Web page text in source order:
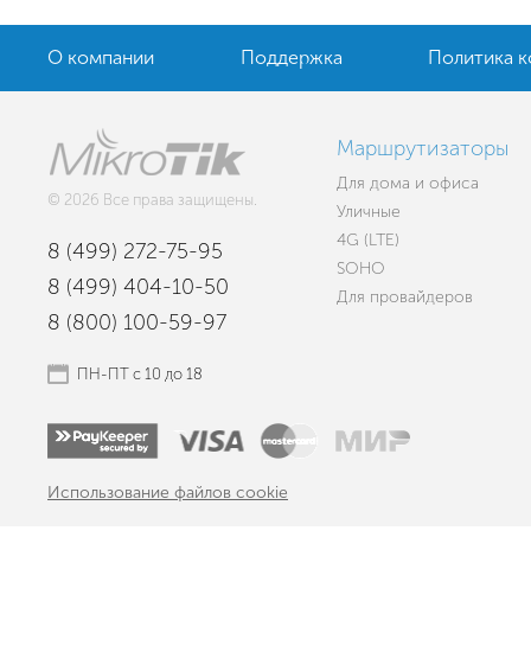
О компании Поддержка Политика
© 2026 Все права защищены.
8 (499) 272-75-95
8 (499) 404-10-50
8 (800) 100-59-97
ПН-ПТ с 10 до 18
Маршрутизаторы
Для дома и офиса
Уличные
4G (LTE)
SOHO
Для провайдеров
Использование файлов cookie